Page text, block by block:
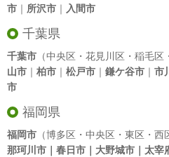
市 ｜ 所沢市 ｜ 入間市
千葉県
千葉市 （中央区・花見川区・稲毛
山市 ｜ 柏市 ｜ 松戸市 ｜ 鎌ケ谷市 ｜ 市
市
福岡県
福岡市 （博多区・中央区・東区・西
那珂川市｜春日市｜大野城市｜太